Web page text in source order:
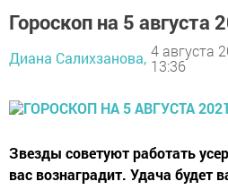
Гороскоп на 5 августа
Диана Салихзанова, 4 августа
13:36
Звезды советуют работать
вас вознаградит. Удача будет